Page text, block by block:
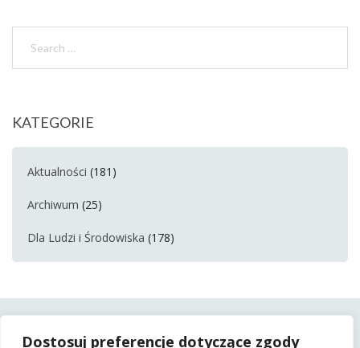
Dostosuj preferencje dotyczące zgody
KATEGORIE
Aktualności (181)
Archiwum (25)
Dla Ludzi i Środowiska (178)